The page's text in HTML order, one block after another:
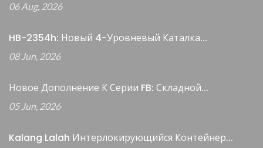
06 Aug, 2026
HB-2354h: Новый 4-Уровневый Каталка...
08 Jun, 2026
Новое Дополнение К Серии FB: Складной...
05 Jun, 2026
Kalang Lalah Интерлокирующийся Контейнер...